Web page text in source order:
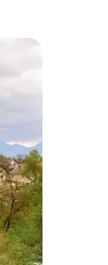
tocando y deslizando la